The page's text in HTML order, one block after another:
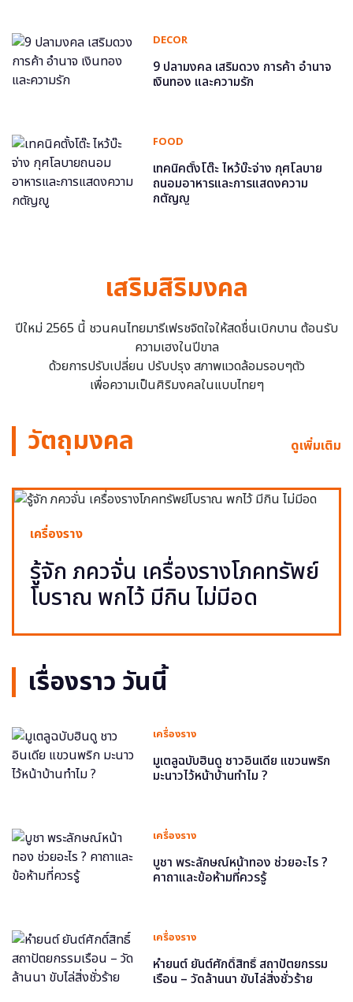
DECOR
9 ปลามงคล เสริมดวง การค้า อำนาจ
เงินทอง และความรัก
FOOD
เทคนิคตั้งโต๊ะ ไหว้บ๊ะจ่าง กุศโลบาย
ถนอมอาหารและการแสดงความ
กตัญญู
เสริมสิริมงคล
ปีใหม่ 2565 นี้ ชวนคนไทยมารีเฟรชจิตใจให้สดชื่นเบิกบาน ต้อนรับ
ความเฮงในปีขาล
ด้วยการปรับเปลี่ยน ปรับปรุง สภาพแวดล้อมรอบๆตัว
เพื่อความเป็นศิริมงคลในแบบไทยๆ
วัตถุมงคล ดูเพิ่มเติม
เครื่องราง
รู้จัก ภควจั่น เครื่องรางโภคทรัพย์
โบราณ พกไว้ มีกิน ไม่มีอด
เรื่องราว วันนี้
เครื่องราง
มูเตลูฉบับฮินดู ชาวอินเดีย แขวนพริก
มะนาวไว้หน้าบ้านทำไม ?
เครื่องราง
บูชา พระลักษณ์หน้าทอง ช่วยอะไร ?
คาถาและข้อห้ามที่ควรรู้
เครื่องราง
หำยนต์ ยันต์ศักดิ์สิทธิ์ สถาปัตยกรรม
เรือน – วัดล้านนา ขับไล่สิ่งชั่วร้าย